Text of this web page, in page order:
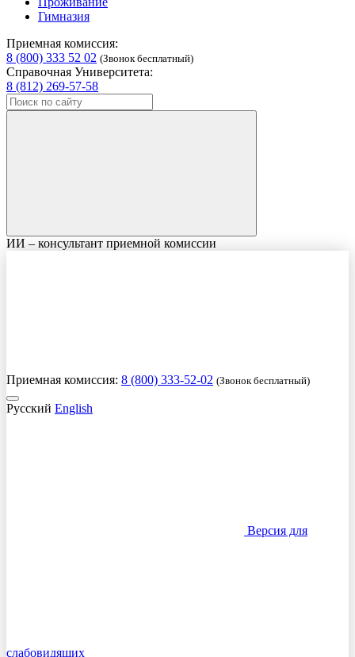
Гимназия
Приемная комиссия:
8 (800) 333 52 02 (Звонок бесплатный)
Справочная Университета:
8 (812) 269-57-58
ИИ – консультант приемной комиссии
Приемная комиссия: 8 (800) 333-52-02 (Звонок бесплатный)
Русский English
Версия для
слабовидящих